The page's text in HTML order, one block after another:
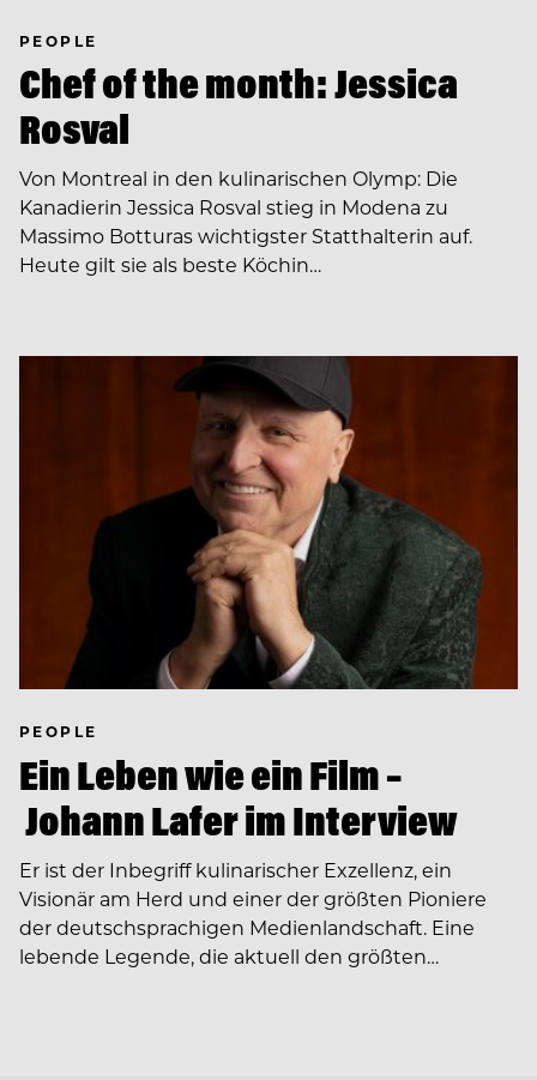
PEOPLE
Chef of the month: Jessica
Rosval
Von Montreal in den kulinarischen Olymp: Die
Kanadierin Jessica Rosval stieg in Modena zu
Massimo Botturas wichtigster Statthalterin auf.
Heute gilt sie als beste Köchin…
PEOPLE
Ein Leben wie ein Film –
Johann Lafer im Interview
Er ist der Inbegriff kulinarischer Exzellenz, ein
Visionär am Herd und einer der größten Pioniere
der deutschsprachigen Medienlandschaft. Eine
lebende Legende, die aktuell den größten…